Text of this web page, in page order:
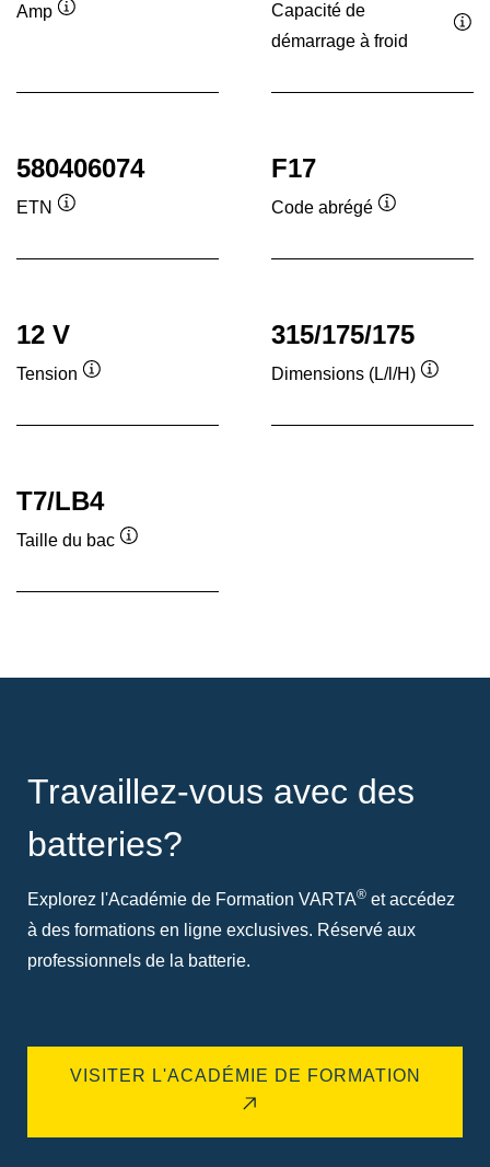
Amp
Capacité de
démarrage à froid
580406074
ETN
F17
Code abrégé
12 V
Tension
315/175/175
Dimensions (L/l/H)
T7/LB4
Taille du bac
Travaillez-vous avec des
batteries?
Explorez l'Académie de Formation VARTA® et accédez
à des formations en ligne exclusives. Réservé aux
professionnels de la batterie.
VISITER L'ACADÉMIE DE FORMATION